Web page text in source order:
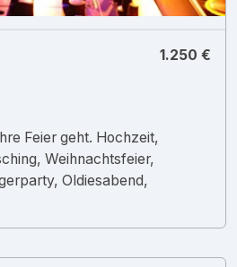
1.250 €
Feier geht. Hochzeit,
Weihnachtsfeier,
Oldiesabend,